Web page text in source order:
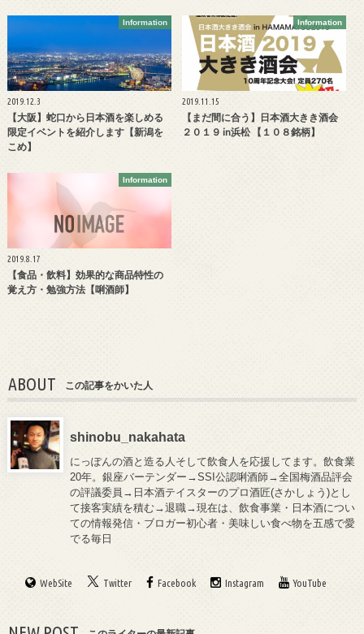
Information
2019.12.3
【大阪】蛇口から日本酒を楽しめる
限定イベントを紹介します【新潟を
こめ】
Information
2019.11.15
【まだ間に合う】日本酒大きき酒会
２０１９ in浜松 【１０８銘柄】
Information
2019.8.17
【食品・飲料】効果的な商品特性の
覚え方・勉強方法【唎酒師】
ABOUT この記事をかいた人
shinobu_nakahata
にっぽんの酒と造る人そして飲食人を応援してます。飲食業
20年。銀座バーテンダー→SSI公認唎酒師→全国梅酒品評会
の評議委員→日本酒テイスターのプロ酒匠(さかしょう)とし
て接客実績を積む→退職→現在は、飲食事業・日本酒につい
ての情報発信・ブロガー初心者・美味しい食べ物を五感で愛
でる毎日
WebSite Twitter Facebook Instagram YouTube